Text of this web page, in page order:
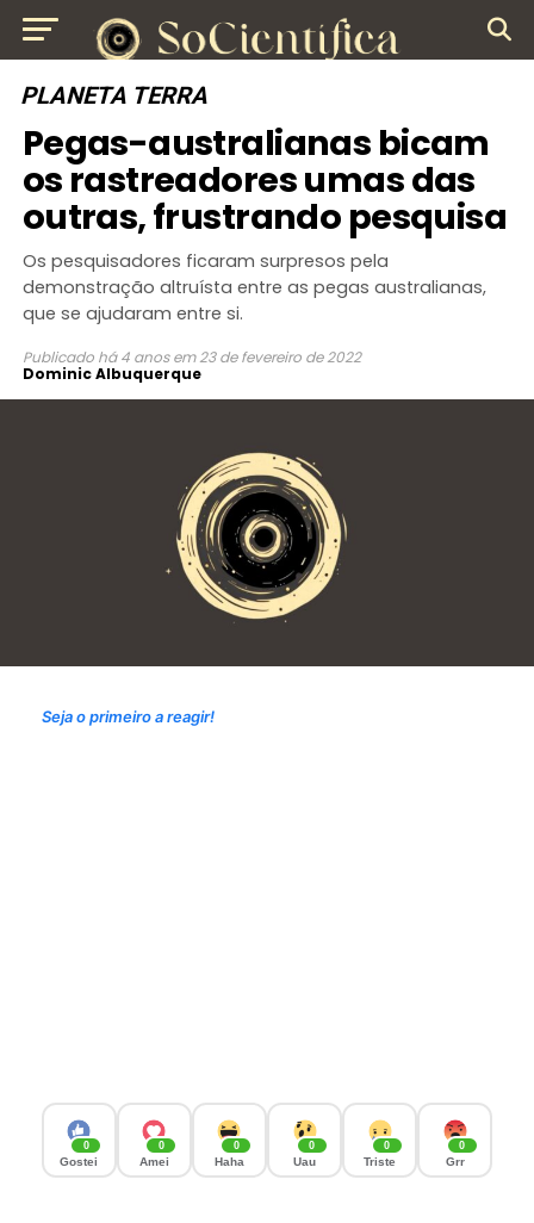
PLANETA TERRA
Pegas-australianas bicam
os rastreadores umas das
outras, frustrando pesquisa
Os pesquisadores ficaram surpresos pela
demonstração altruísta entre as pegas australianas,
que se ajudaram entre si.
Publicado há 4 anos em 23 de fevereiro de 2022
Dominic Albuquerque
Seja o primeiro a reagir!
0
Gostei
0
Amei
0
Haha
0
Uau
0
Triste
0
Grr